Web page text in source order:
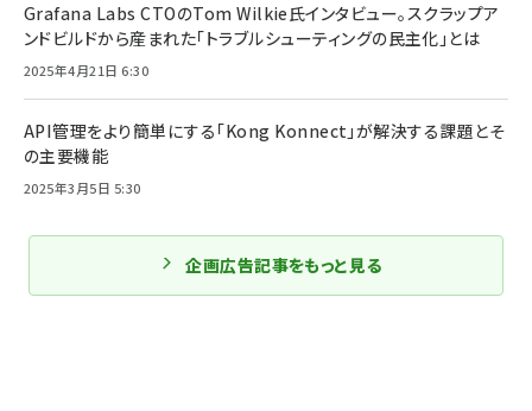
Grafana Labs CTOのTom Wilkie氏インタビュー。スクラップア
ンドビルドから産まれた「トラブルシューティングの民主化」とは
2025年4月21日 6:30
API管理をより簡単にする「Kong Konnect」が解決する課題とそ
の主要機能
2025年3月5日 5:30
企画広告記事をもっと見る